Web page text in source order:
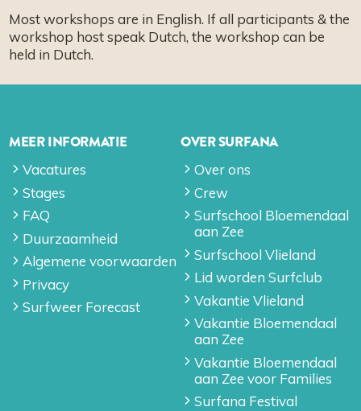
Most workshops are in English. If all participants & the
workshop host speak Dutch, the workshop can be
held in Dutch.
MEER INFORMATIE
Vacatures
Stages
FAQ
Duurzaamheid
Algemene voorwaarden
Privacy
Surfweer Forecast
OVER SURFANA
Over ons
Crew
Surfschool Bloemendaal
aan Zee
Surfschool Vlieland
Lid worden Surfclub
Vakantie Vlieland
Vakantie Bloemendaal
aan Zee
Vakantie Bloemendaal
aan Zee voor Families
Surfana Festival